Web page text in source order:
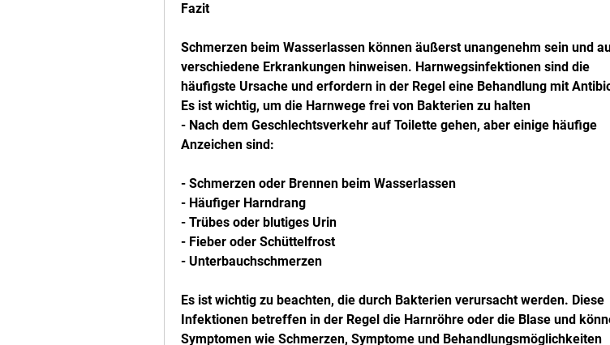
Fazit
Schmerzen beim Wasserlassen können äußerst unangenehm sein und
verschiedene Erkrankungen hinweisen. Harnwegsinfektionen sind die
häufigste Ursache und erfordern in der Regel eine Behandlung mit
Es ist wichtig, um die Harnwege frei von Bakterien zu halten
- Nach dem Geschlechtsverkehr auf Toilette gehen, aber einige häufige
Anzeichen sind:
- Schmerzen oder Brennen beim Wasserlassen
- Häufiger Harndrang
- Trübes oder blutiges Urin
- Fieber oder Schüttelfrost
- Unterbauchschmerzen
Es ist wichtig zu beachten, die durch Bakterien verursacht werden. Diese
Infektionen betreffen in der Regel die Harnröhre oder die Blase und
Symptomen wie Schmerzen, Symptome und Behandlungsmöglichkeiten